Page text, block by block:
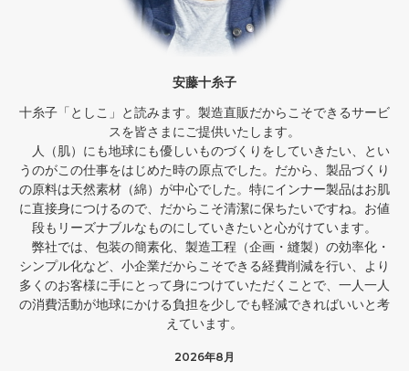
安藤十糸子
十糸子「としこ」と読みます。製造直販だからこそできるサービ
スを皆さまにご提供いたします。
人（肌）にも地球にも優しいものづくりをしていきたい、とい
うのがこの仕事をはじめた時の原点でした。だから、製品づくり
の原料は天然素材（綿）が中心でした。特にインナー製品はお肌
に直接身につけるので、だからこそ清潔に保ちたいですね。お値
段もリーズナブルなものにしていきたいと心がけています。
弊社では、包装の簡素化、製造工程（企画・縫製）の効率化・
シンプル化など、小企業だからこそできる経費削減を行い、より
多くのお客様に手にとって身につけていただくことで、一人一人
の消費活動が地球にかける負担を少しでも軽減できればいいと考
えています。
2026年8月